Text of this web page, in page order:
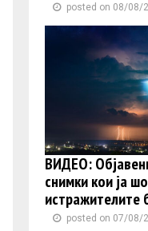
posted on 08/08/
ВИДЕО:
снимки кои ја
истражителите
posted on 07/08/